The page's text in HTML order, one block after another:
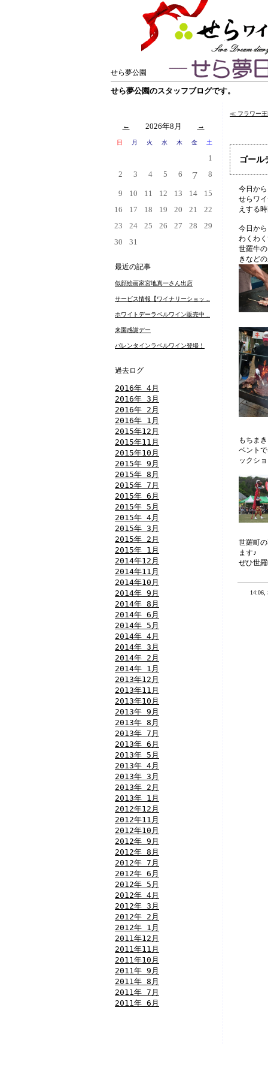
せら夢公園
せら夢公園のスタッフブログです。
← 2026年8月 →
日 月 火 水 木 金 土
1
2
3 4 5 6 7 8
9 10 11 12 13 14
15
16
17 18 19 20 21
22
23
24 25 26 27 28
29
30
31
最近の記事
似顔絵画家宮地真一さん出店
サービス情報【ワイナリーショッ ..
ホワイトデーラベルワイン販売中 ..
来園感謝デー
バレンタインラベルワイン登場！
過去ログ
2016年 4月
2016年 3月
2016年 2月
2016年 1月
2015年12月
2015年11月
2015年10月
2015年 9月
2015年 8月
2015年 7月
2015年 6月
2015年 5月
2015年 4月
2015年 3月
2015年 2月
2015年 1月
2014年12月
2014年11月
2014年10月
2014年 9月
2014年 8月
2014年 6月
2014年 5月
2014年 4月
2014年 3月
2014年 2月
2014年 1月
2013年12月
2013年11月
2013年10月
2013年 9月
2013年 8月
2013年 7月
2013年 6月
2013年 5月
2013年 4月
2013年 3月
2013年 2月
2013年 1月
2012年12月
2012年11月
2012年10月
2012年 9月
2012年 8月
2012年 7月
2012年 6月
2012年 5月
2012年 4月
2012年 3月
2012年 2月
2012年 1月
2011年12月
2011年11月
2011年10月
2011年 9月
2011年 8月
2011年 7月
2011年 6月
≪ フラワー
ゴール
今日か
せらワ
えする
今日か
わくわ
世羅牛
きなど
もちま
ベント
ックシ
世羅町
ます♪
ぜひ世
14:06,